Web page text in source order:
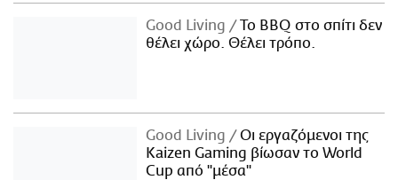
Good Living
Το BBQ στο σπίτι δεν
θέλει χώρο. Θέλει τρόπο.
Good Living
Οι εργαζόμενοι της
Kaizen Gaming βίωσαν το World
Cup από "μέσα"